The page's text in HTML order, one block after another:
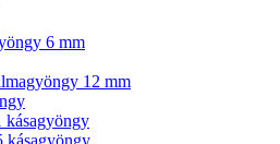
6 mm
12 mm